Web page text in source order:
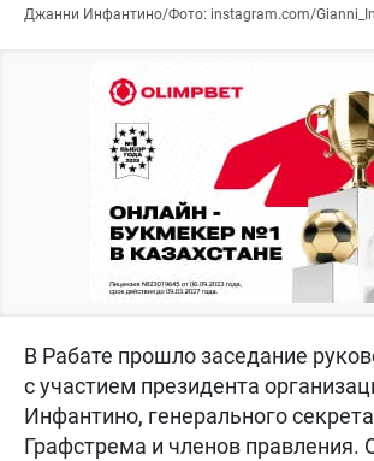
Джанни Инфантино/Фото: instagram.com/
В Рабате прошло заседание
с участием президента
Инфантино, генерального
Графстрема и членов правления.